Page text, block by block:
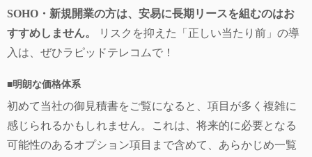
SOHO・新規開業の方は、安易に長期リースを組むのはお
すすめしません。
リスクを抑えた「正しい当たり前」の導
入は、ぜひラピッドテレコムで！
■明朗な価格体系
初めて当社の御見積書をご覧になると、項目が多く複雑に
感じられるかもしれません。これは、将来的に必要となる
可能性のあるオプション項目まで含めて、あらかじめ一覧